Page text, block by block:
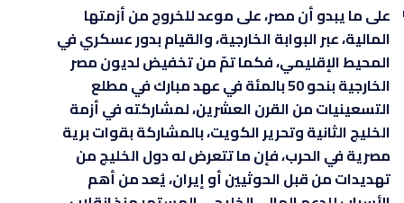
على ما يبدو أن مصر، على موعد للخروج من أزمتها
المالية، عبر البوابة الخارجية، والقيام بدور عسكري في
المحيط الإقليمي، فكما تمّ من تخفيض لديون مصر
الخارجية بنحو 50 بالمئة في عهد مبارك في مطلع
التسعينيات من القرن العشرين، لمشاركته في أزمة
الخليج الثانية وتحرير الكويت، بالمشاركة بقوات برية
مصرية في الحرب، فإن ما تتعرض له دول الخليج من
تهديدات من قبل الحوثيين أو إيران، يُعد من أهم